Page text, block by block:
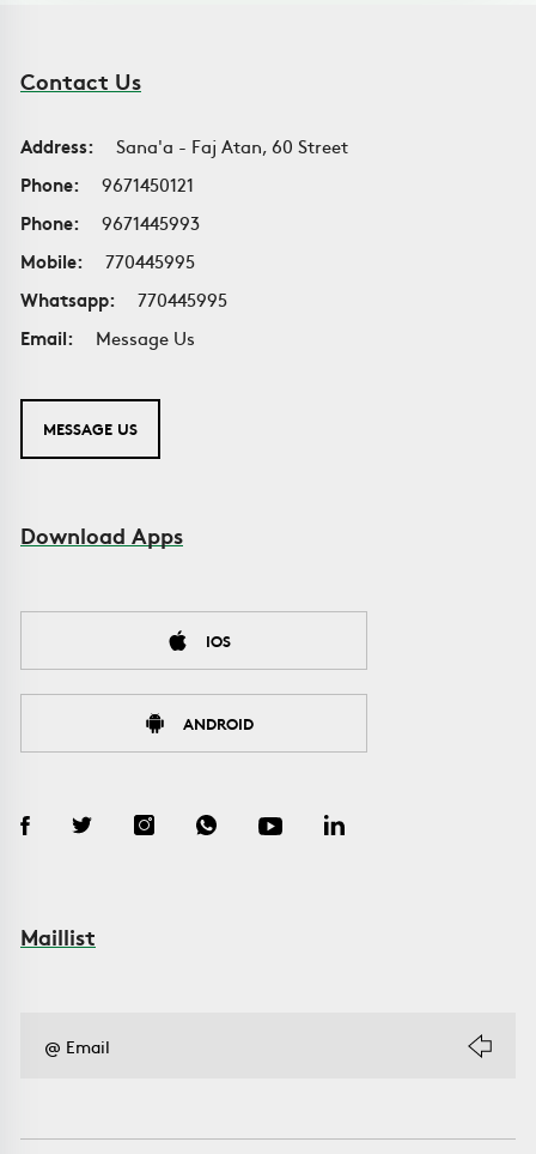
Contact Us
Address:
Sana'a - Faj Atan, 60 Street
Phone:
9671450121
Phone:
9671445993
Mobile:
770445995
Whatsapp:
770445995
Email:
Message Us
MESSAGE US
Download Apps
IOS
ANDROID
Maillist